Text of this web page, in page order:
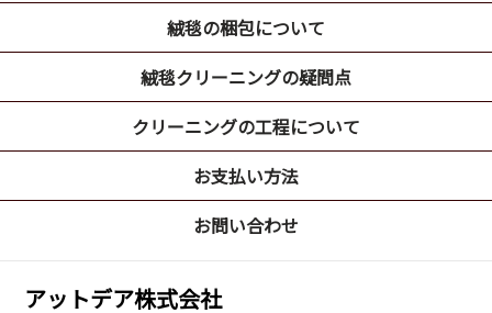
絨毯の梱包について
絨毯クリーニングの疑問点
クリーニングの工程について
お支払い方法
お問い合わせ
アットデア株式会社